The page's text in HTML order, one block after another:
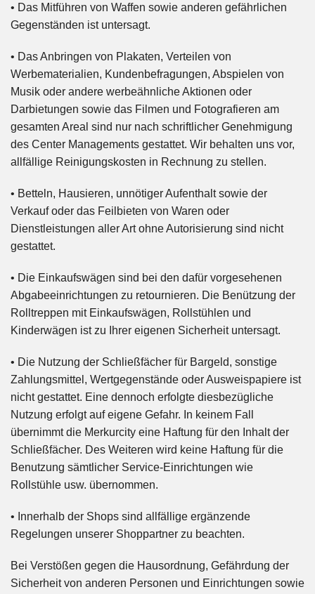
• Das Mitführen von Waffen sowie anderen gefährlichen
Gegenständen ist untersagt.
• Das Anbringen von Plakaten, Verteilen von
Werbematerialien, Kundenbefragungen, Abspielen von
Musik oder andere werbeähnliche Aktionen oder
Darbietungen sowie das Filmen und Fotografieren am
gesamten Areal sind nur nach schriftlicher Genehmigung
des Center Managements gestattet. Wir behalten uns vor,
allfällige Reinigungskosten in Rechnung zu stellen.
• Betteln, Hausieren, unnötiger Aufenthalt sowie der
Verkauf oder das Feilbieten von Waren oder
Dienstleistungen aller Art ohne Autorisierung sind nicht
gestattet.
• Die Einkaufswägen sind bei den dafür vorgesehenen
Abgabeeinrichtungen zu retournieren. Die Benützung der
Rolltreppen mit Einkaufswägen, Rollstühlen und
Kinderwägen ist zu Ihrer eigenen Sicherheit untersagt.
• Die Nutzung der Schließfächer für Bargeld, sonstige
Zahlungsmittel, Wertgegenstände oder Ausweispapiere ist
nicht gestattet. Eine dennoch erfolgte diesbezügliche
Nutzung erfolgt auf eigene Gefahr. In keinem Fall
übernimmt die Merkurcity eine Haftung für den Inhalt der
Schließfächer. Des Weiteren wird keine Haftung für die
Benutzung sämtlicher Service-Einrichtungen wie
Rollstühle usw. übernommen.
• Innerhalb der Shops sind allfällige ergänzende
Regelungen unserer Shoppartner zu beachten.
Bei Verstößen gegen die Hausordnung, Gefährdung der
Sicherheit von anderen Personen und Einrichtungen sowie